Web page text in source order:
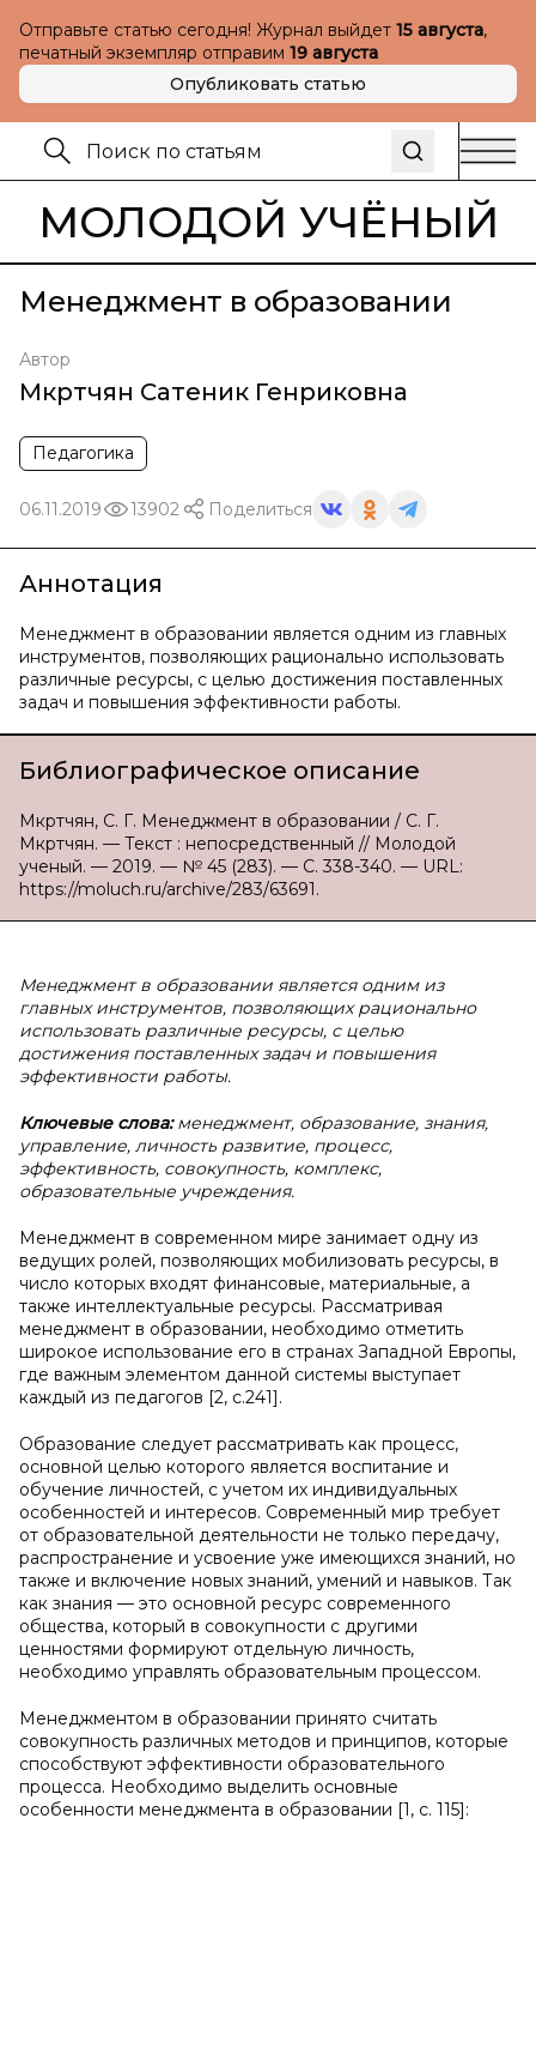
Отправьте статью сегодня! Журнал выйдет 15 августа,
печатный экземпляр отправим 19 августа
Опубликовать статью
МОЛОДОЙ УЧЁНЫЙ
Менеджмент в образовании
Автор
Мкртчян Сатеник Генриковна
Педагогика
06.11.2019 13902 Поделиться
Аннотация
Менеджмент в образовании является одним из главных
инструментов, позволяющих рационально использовать
различные ресурсы, с целью достижения поставленных
задач и повышения эффективности работы.
Библиографическое описание
Мкртчян, С. Г. Менеджмент в образовании / С. Г.
Мкртчян. — Текст : непосредственный // Молодой
ученый. — 2019. — № 45 (283). — С. 338-340. — URL:
https://moluch.ru/archive/283/63691.
Менеджмент в образовании является одним из
главных инструментов, позволяющих рационально
использовать различные ресурсы, с целью
достижения поставленных задач и повышения
эффективности работы.
Ключевые слова:менеджмент, образование, знания,
управление, личность развитие, процесс,
эффективность, совокупность, комплекс,
образовательные учреждения.
Менеджмент в современном мире занимает одну из
ведущих ролей, позволяющих мобилизовать ресурсы, в
число которых входят финансовые, материальные, а
также интеллектуальные ресурсы. Рассматривая
менеджмент в образовании, необходимо отметить
широкое использование его в странах Западной Европы,
где важным элементом данной системы выступает
каждый из педагогов [2, с.241].
Образование следует рассматривать как процесс,
основной целью которого является воспитание и
обучение личностей, с учетом их индивидуальных
особенностей и интересов. Современный мир требует
от образовательной деятельности не только передачу,
распространение и усвоение уже имеющихся знаний, но
также и включение новых знаний, умений и навыков. Так
как знания — это основной ресурс современного
общества, который в совокупности с другими
ценностями формируют отдельную личность,
необходимо управлять образовательным процессом.
Менеджментом в образовании принято считать
совокупность различных методов и принципов, которые
способствуют эффективности образовательного
процесса. Необходимо выделить основные
особенности менеджмента в образовании [1, с. 115]: